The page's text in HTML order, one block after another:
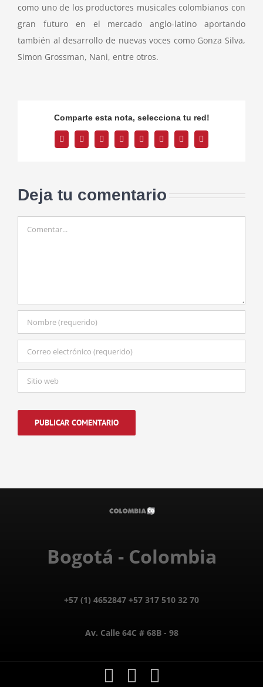
como uno de los productores musicales colombianos con
gran futuro en el mercado anglo-latino aportando
también al desarrollo de nuevas voces como Gonza Silva,
Simon Grossman, Nani, entre otros.
Comparte esta nota, selecciona tu red!
FacebookTwitterRedditLinkedInTumblrPinterest
Vk
Correo
electrónico
Deja tu comentario
Bogotá - Colombia
+57 (1) 4652847 +57 317 510 32 70
Av. Calle 64C # 68B - 98